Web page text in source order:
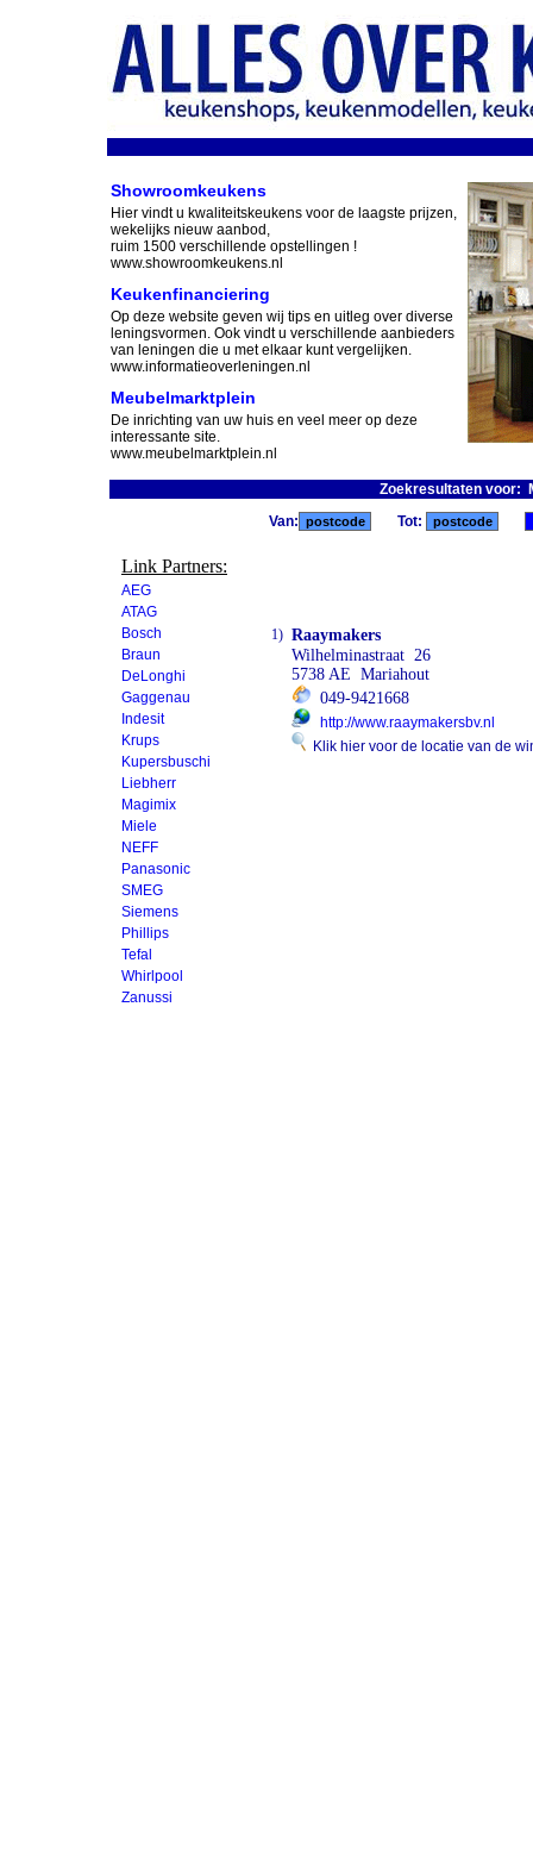
Showroomkeukens
Hier vindt u kwaliteitskeukens voor de laagste prijzen,
wekelijks nieuw aanbod,
ruim 1500 verschillende opstellingen !
www.showroomkeukens.nl
Keukenfinanciering
Op deze website geven wij tips en uitleg over diverse
leningsvormen. Ook vindt u verschillende aanbieders
van leningen die u met elkaar kunt vergelijken.
www.informatieoverleningen.nl
Meubelmarktplein
De inrichting van uw huis en veel meer op deze
interessante site.
www.meubelmarktplein.nl
Zoekresultaten voor:
Link Partners:
AEG
ATAG
Bosch
Braun
DeLonghi
Gaggenau
Indesit
Krups
Kupersbuschi
Liebherr
Magimix
Miele
NEFF
Panasonic
SMEG
Siemens
Phillips
Tefal
Whirlpool
Zanussi
Van: Tot:
1) Raaymakers
Wilhelminastraat 26
5738 AE Mariahout
049-9421668
http://www.raaymakersbv.nl
Klik hier voor de locatie van de